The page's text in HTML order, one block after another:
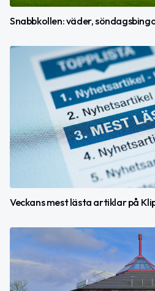
Snabbkollen: väder,
Veckans mest lästa artiklar på